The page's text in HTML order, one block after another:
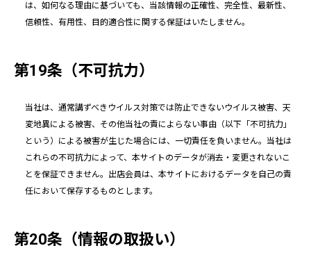
は、如何なる理由に基づいても、当該情報の正確性、完全性、最新性、
信頼性、有用性、目的適合性に関する保証はいたしません。
第19条（不可抗力）
当社は、通常講ずべきウイルス対策では防止できないウイルス被害、天
変地異による被害、その他当社の責によらない事由（以下「不可抗力」
という）による被害が生じた場合には、一切責任を負いません。当社は
これらの不可抗力によって、本サイトのデータが消去・変更されないこ
とを保証できません。出店会員は、本サイトにおけるデータを自己の責
任において保存するものとします。
第20条（情報の取扱い）